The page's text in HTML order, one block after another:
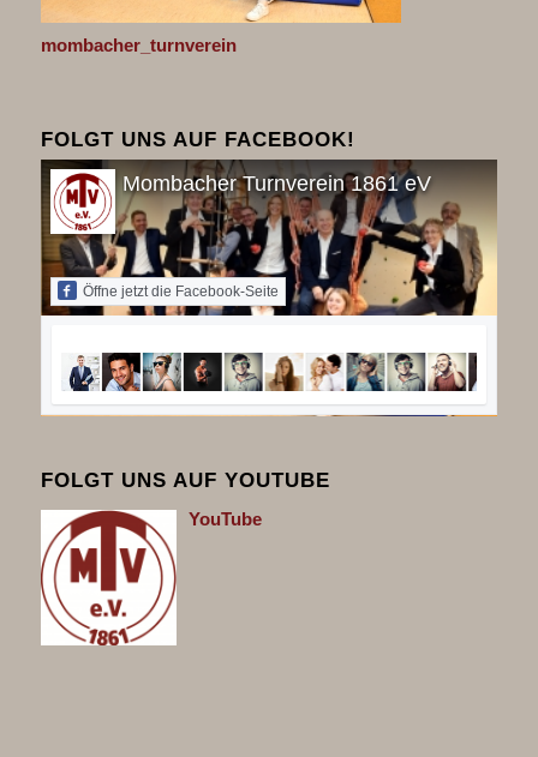
mombacher_turnverein
FOLGT UNS AUF FACEBOOK!
Mombacher Turnverein 1861 eV
Öffne jetzt die Facebook-Seite
FOLGT UNS AUF YOUTUBE
YouTube